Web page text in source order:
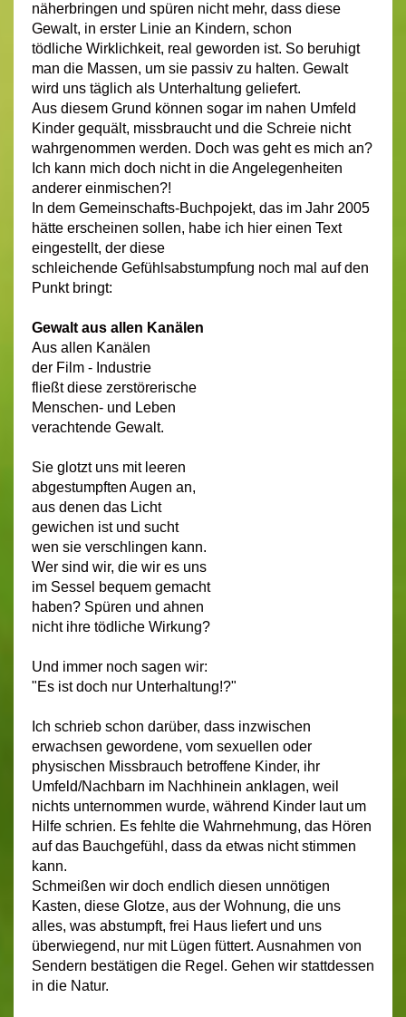
näherbringen und spüren nicht mehr, dass diese
Gewalt, in erster Linie an Kindern, schon
tödliche Wirklichkeit, real geworden ist. So beruhigt
man die Massen, um sie passiv zu halten. Gewalt
wird uns täglich als Unterhaltung geliefert.
Aus diesem Grund können sogar im nahen Umfeld
Kinder gequält, missbraucht und die Schreie nicht
wahrgenommen werden. Doch was geht es mich an?
Ich kann mich doch nicht in die Angelegenheiten
anderer einmischen?!
In dem Gemeinschafts-Buchpojekt, das im Jahr 2005
hätte erscheinen sollen, habe ich hier einen Text
eingestellt, der diese
schleichende Gefühlsabstumpfung noch mal auf den
Punkt bringt:
Gewalt aus allen Kanälen
Aus allen Kanälen
der Film - Industrie
fließt diese zerstörerische
Menschen- und Leben
verachtende Gewalt.
Sie glotzt uns mit leeren
abgestumpften Augen an,
aus denen das Licht
gewichen ist und sucht
wen sie verschlingen kann.
Wer sind wir, die wir es uns
im Sessel bequem gemacht
haben? Spüren und ahnen
nicht ihre tödliche Wirkung?
Und immer noch sagen wir:
"Es ist doch nur Unterhaltung!?"
Ich schrieb schon darüber, dass inzwischen
erwachsen gewordene, vom sexuellen oder
physischen Missbrauch betroffene Kinder, ihr
Umfeld/Nachbarn im Nachhinein anklagen, weil
nichts unternommen wurde, während Kinder laut um
Hilfe schrien. Es fehlte die Wahrnehmung, das Hören
auf das Bauchgefühl, dass da etwas nicht stimmen
kann.
Schmeißen wir doch endlich diesen unnötigen
Kasten, diese Glotze, aus der Wohnung, die uns
alles, was abstumpft, frei Haus liefert und uns
überwiegend, nur mit Lügen füttert. Ausnahmen von
Sendern bestätigen die Regel. Gehen wir stattdessen
in die Natur.